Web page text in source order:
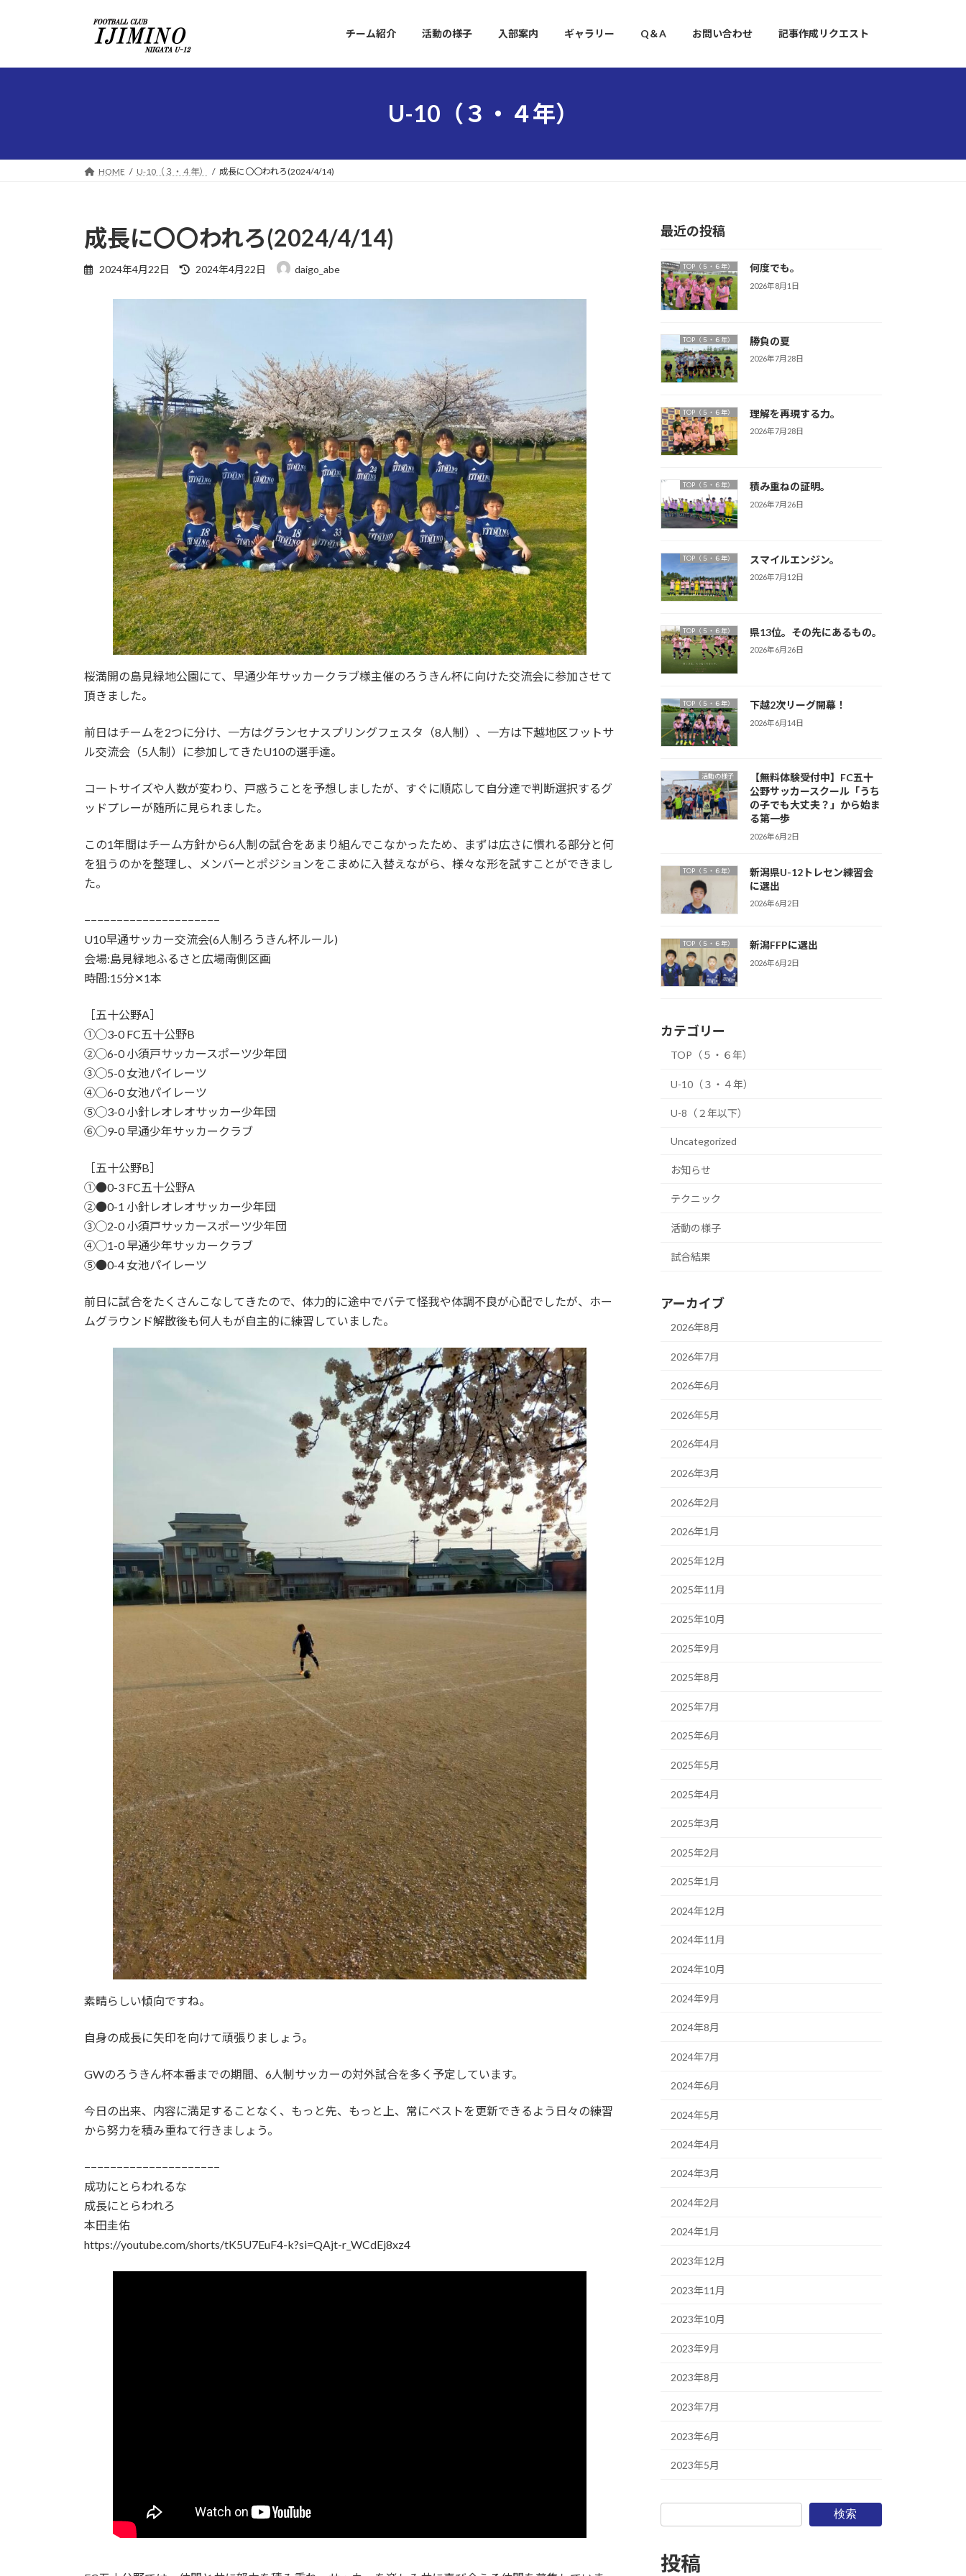
プ
動
チーム紹介 活動の様子 入部案内 ギャラリー Q＆A お問い合わせ 記事作成リクエスト
U-10（３・４年）
HOME U-10（３・４年） 成長に〇〇われろ(2024/4/14)
成長に〇〇われろ(2024/4/14)
2024年4月22日
最
2024年4月22日 daigo_abe
桜満開の島見緑地公園にて、早通少年サッカークラブ様主催のろうきん杯に向けた交流会に参加させて
頂きました。
前日はチームを2つに分け、一方はグランセナスプリングフェスタ（8人制）、一方は下越地区フットサ
ル交流会（5人制）に参加してきたU10の選手達。
コートサイズや人数が変わり、戸惑うことを予想しましたが、すぐに順応して自分達で判断選択するグ
ッドプレーが随所に見られました。
この1年間はチーム方針から6人制の試合をあまり組んでこなかったため、まずは広さに慣れる部分と何
を狙うのかを整理し、メンバーとポジションをこまめに入替えながら、様々な形を試すことができまし
た。
−−−−−−−−−−−−−−−−−−−−−
U10早通サッカー交流会(6人制ろうきん杯ルール)
会場:島見緑地ふるさと広場南側区画
時間:15分✕1本
［五十公野A］
①◯3-0 FC五十公野B
②◯6-0 小須戸サッカースポーツ少年団
③◯5-0 女池パイレーツ
④◯6-0 女池パイレーツ
⑤◯3-0 小針レオレオサッカー少年団
⑥◯9-0 早通少年サッカークラブ
［五十公野B］
①●0-3 FC五十公野A
②●0-1 小針レオレオサッカー少年団
③◯2-0 小須戸サッカースポーツ少年団
④◯1-0 早通少年サッカークラブ
⑤●0-4 女池パイレーツ
前日に試合をたくさんこなしてきたので、体力的に途中でバテて怪我や体調不良が心配でしたが、ホー
ムグラウンド解散後も何人もが自主的に練習していました。
素晴らしい傾向ですね。
自身の成長に矢印を向けて頑張りましょう。
GWのろうきん杯本番までの期間、6人制サッカーの対外試合を多く予定しています。
今日の出来、内容に満足することなく、もっと先、もっと上、常にベストを更新できるよう日々の練習
から努力を積み重ねて行きましょう。
−−−−−−−−−−−−−−−−−−−−−
成功にとらわれるな
成長にとらわれろ
本田圭佑
https://youtube.com/shorts/tK5U7EuF4-k?si=QAjt-r_WCdEj8xz4
最近の投稿
TOP（５・６年） 何度でも。
2026年8月1日
TOP（５・６年） 勝負の夏
2026年7月28日
TOP（５・６年） 理解を再現する力。
2026年7月28日
TOP（５・６年） 積み重ねの証明。
2026年7月26日
TOP（５・６年） スマイルエンジン。
2026年7月12日
TOP（５・６年） 県13位。その先にあるもの。
2026年6月26日
TOP（５・６年） 下越2次リーグ開幕！
2026年6月14日
活動の様子
【無料体験受付中】FC五十
公野サッカースクール「うち
の子でも大丈夫？」から始ま
る第一歩
2026年6月2日
TOP（５・６年）
新潟県U-12トレセン練習会
に選出
2026年6月2日
TOP（５・６年） 新潟FFPに選出
2026年6月2日
カテゴリー
TOP（５・６年）
U-10（３・４年）
U-8（２年以下）
Uncategorized
お知らせ
テクニック
活動の様子
試合結果
アーカイブ
2026年8月
2026年7月
2026年6月
2026年5月
2026年4月
2026年3月
2026年2月
2026年1月
2025年12月
2025年11月
2025年10月
2025年9月
2025年8月
2025年7月
2025年6月
2025年5月
2025年4月
2025年3月
2025年2月
2025年1月
2024年12月
2024年11月
2024年10月
2024年9月
2024年8月
2024年7月
2024年6月
2024年5月
2024年4月
2024年3月
2024年2月
2024年1月
2023年12月
2023年11月
2023年10月
2023年9月
2023年8月
2023年7月
2023年6月
2023年5月
検索
投稿